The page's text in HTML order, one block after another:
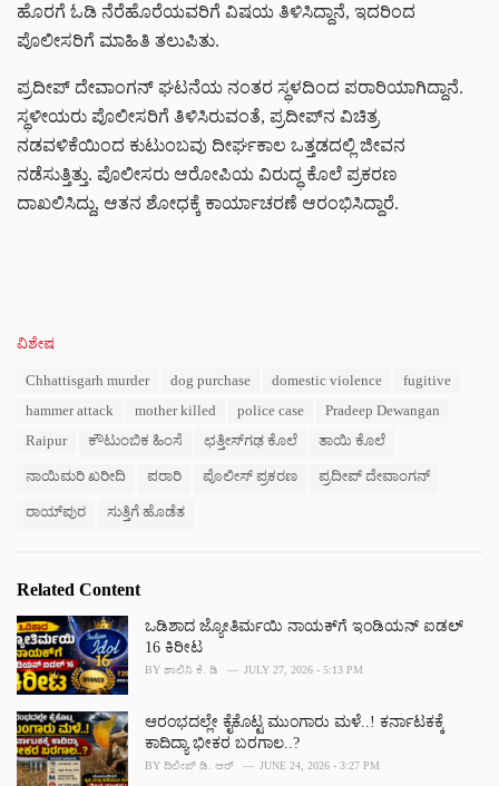
ಹೊರಗೆ ಓಡಿ ನೆರೆಹೊರೆಯವರಿಗೆ ವಿಷಯ ತಿಳಿಸಿದ್ದಾನೆ, ಇದರಿಂದ
ಪೊಲೀಸರಿಗೆ ಮಾಹಿತಿ ತಲುಪಿತು.
ಪ್ರದೀಪ್ ದೇವಾಂಗನ್ ಘಟನೆಯ ನಂತರ ಸ್ಥಳದಿಂದ ಪರಾರಿಯಾಗಿದ್ದಾನೆ.
ಸ್ಥಳೀಯರು ಪೊಲೀಸರಿಗೆ ತಿಳಿಸಿರುವಂತೆ, ಪ್ರದೀಪ್‌ನ ವಿಚಿತ್ರ
ನಡವಳಿಕೆಯಿಂದ ಕುಟುಂಬವು ದೀರ್ಘಕಾಲ ಒತ್ತಡದಲ್ಲಿ ಜೀವನ
ನಡೆಸುತ್ತಿತ್ತು. ಪೊಲೀಸರು ಆರೋಪಿಯ ವಿರುದ್ಧ ಕೊಲೆ ಪ್ರಕರಣ
ದಾಖಲಿಸಿದ್ದು, ಆತನ ಶೋಧಕ್ಕೆ ಕಾರ್ಯಾಚರಣೆ ಆರಂಭಿಸಿದ್ದಾರೆ.
C
ವಿಶೇಷ
Chhattisgarh murder dog purchase domestic violence
fugitive
hammer attack
mother killed police case
Pradeep Dewangan
Raipur
ಕೌಟುಂಬಿಕ ಹಿಂಸೆ ಛತ್ತೀಸ್‌ಗಢ ಕೊಲೆ ತಾಯಿ ಕೊಲೆ
ನಾಯಿಮರಿ ಖರೀದಿ ಪರಾರಿ ಪೊಲೀಸ್ ಪ್ರಕರಣ ಪ್ರದೀಪ್ ದೇವಾಂಗನ್
ರಾಯ್‌ಪುರ ಸುತ್ತಿಗೆ ಹೊಡೆತ
Related Content
ಒಡಿಶಾದ ಜ್ಯೋತಿರ್ಮಯಿ ನಾಯಕ್‌ಗೆ ಇಂಡಿಯನ್ ಐಡಲ್
16 ಕಿರೀಟ
BY ಶಾಲಿನಿ ಕೆ. ಡಿ JULY 27, 2026 - 5:13 PM
ಆರಂಭದಲ್ಲೇ ಕೈಕೊಟ್ಟ ಮುಂಗಾರು ಮಳೆ..! ಕರ್ನಾಟಕಕ್ಕೆ
ಕಾದಿದ್ಯಾ ಭೀಕರ ಬರಗಾಲ..?
BY ದಿಲೀಪ್ ಡಿ. ಆರ್ JUNE 24, 2026 - 3:27 PM